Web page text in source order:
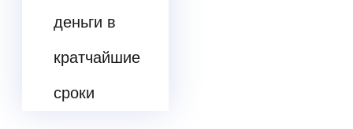
деньги в
кратчайшие
сроки